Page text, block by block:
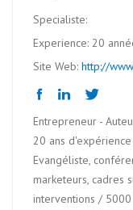
Specialiste:
Experience: 20
Site Web: http://
Entrepreneur -
20 ans
Evangéliste,
marketeurs, cadres
interventions /